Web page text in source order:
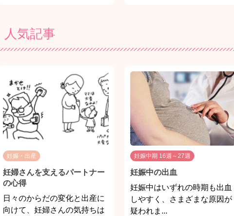
人気記事
妊娠・出産
妊婦さんを支えるパートナー
の心得
日々のからだの変化と出産に
向けて、妊婦さんの気持ちは
妊娠中期 16週～27週
妊娠中の出血
妊娠中はいずれの時期も出血
しやすく、さまざまな原因が
疑われま...